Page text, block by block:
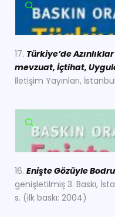
17. Türkiye’de
mevzuat, İçtihat,
İletişim Yayınları,
16. Enişte Gözüyle
genişletilmiş 3. Baskı,
s. (ilk baskı: 2004)